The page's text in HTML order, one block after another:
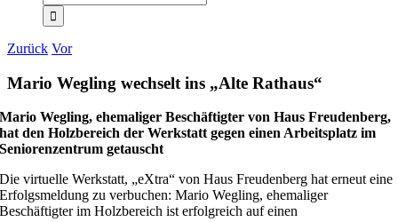
nach:
Zurück Vor
Mario Wegling wechselt ins „Alte Rathaus“
Mario Wegling, ehemaliger Beschäftigter von Haus Freudenberg,
hat den Holzbereich der Werkstatt gegen einen Arbeitsplatz im
Seniorenzentrum getauscht
Die virtuelle Werkstatt, „eXtra“ von Haus Freudenberg hat erneut eine
Erfolgsmeldung zu verbuchen: Mario Wegling, ehemaliger
Beschäftigter im Holzbereich ist erfolgreich auf einen